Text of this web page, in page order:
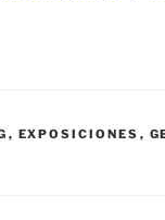
, EXPOSICIONES ,